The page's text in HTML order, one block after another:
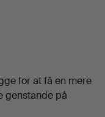
for at få en mere
genstande på